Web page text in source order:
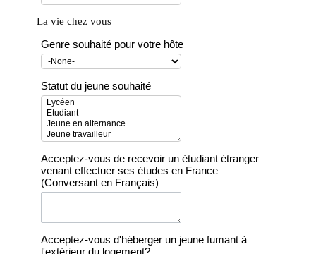
La vie chez vous
Genre souhaité pour votre hôte
Statut du jeune souhaité
Acceptez-vous de recevoir un étudiant étranger
venant effectuer ses études en France
(Conversant en Français)
Acceptez-vous d'héberger un jeune fumant à
l'extérieur du logement?